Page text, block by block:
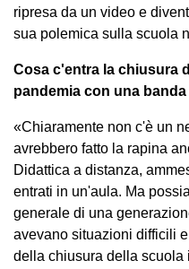
ripresa da un video e
sua polemica sulla scuola
Cosa c'entra la chiusura
pandemia con una
«Chiaramente non c'è un
avrebbero fatto la rapina
Didattica a distanza,
entrati in un'aula. Ma
generale di una
avevano situazioni difficili
della chiusura della scuola